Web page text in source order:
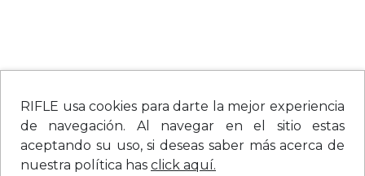
RIFLE usa cookies para darte la mejor experiencia
de navegación. Al navegar en el sitio estas
aceptando su uso, si deseas saber más acerca de
nuestra política has click aquí.